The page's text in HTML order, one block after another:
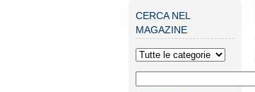
CERCA NEL
MAGAZINE